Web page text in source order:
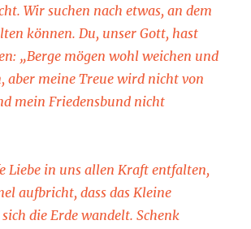
Wir suchen nach etwas, an dem
können. Du, unser Gott, hast
„Berge mögen wohl weichen und
aber meine Treue wird nicht von
mein Friedensbund nicht
Liebe in uns allen Kraft entfalten,
aufbricht, dass das Kleine
die Erde wandelt. Schenk